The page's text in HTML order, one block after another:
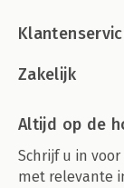
Zakelijk
Altijd op de
Schrijf u in
met relevante